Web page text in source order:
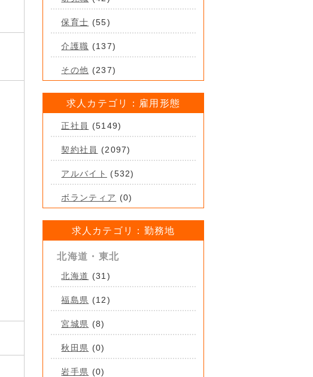
保育士 (55)
介護職 (137)
その他 (237)
求人カテゴリ：雇用形態
正社員 (5149)
契約社員 (2097)
アルバイト (532)
ボランティア (0)
求人カテゴリ：勤務地
北海道・東北
北海道 (31)
福島県 (12)
宮城県 (8)
秋田県 (0)
岩手県 (0)